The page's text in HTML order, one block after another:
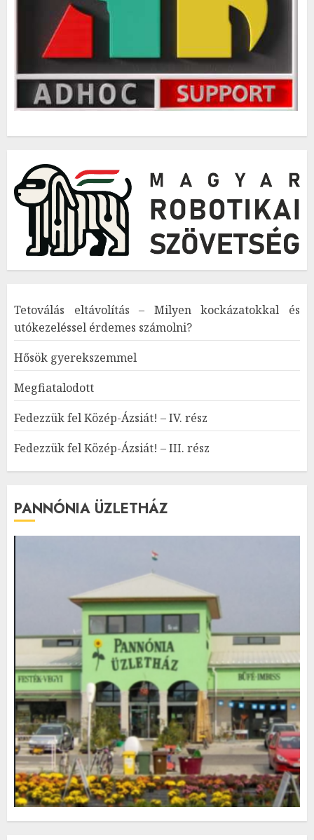
Tetoválás eltávolítás – Milyen kockázatokkal és
utókezeléssel érdemes számolni?
Hősök gyerekszemmel
Megfiatalodott
Fedezzük fel Közép-Ázsiát! – IV. rész
Fedezzük fel Közép-Ázsiát! – III. rész
PANNÓNIA ÜZLETHÁZ